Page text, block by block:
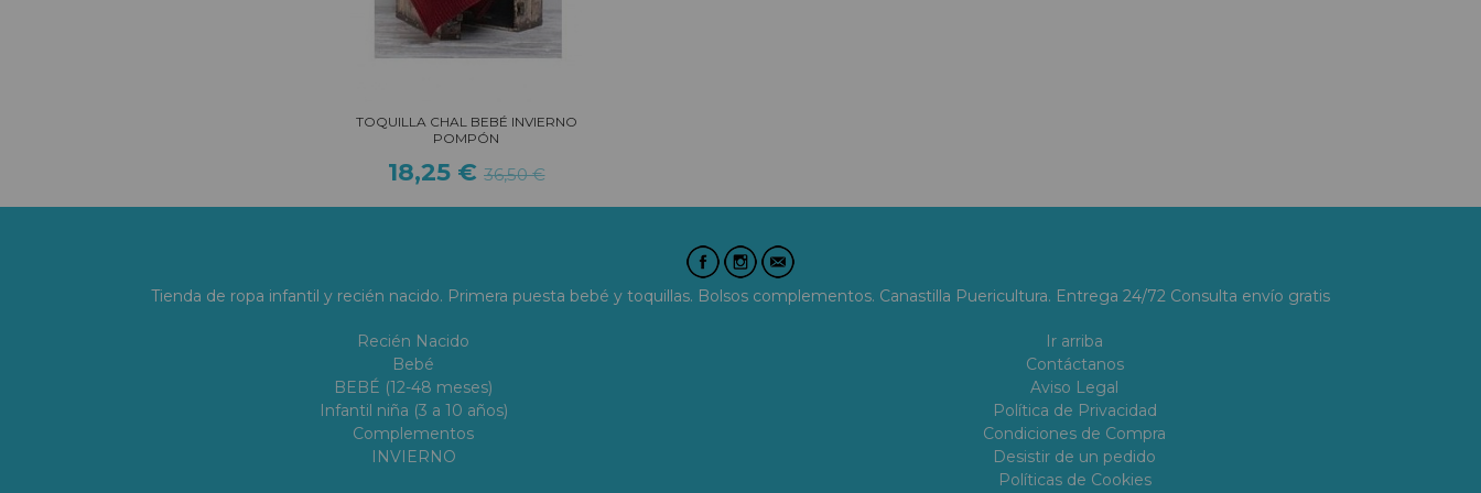
TOQUILLA CHAL BEBÉ INVIERNO
POMPÓN
18,25 € 36,50 €
Tienda de ropa infantil y recién nacido. Primera puesta bebé y toquillas. Bolsos complementos. Canastilla Puericultura. Entrega 24/72 Consulta envío gratis
Recién Nacido
Bebé
BEBÉ (12-48 meses)
Infantil niña (3 a 10 años)
Complementos
INVIERNO
Ir arriba
Contáctanos
Aviso Legal
Política de Privacidad
Condiciones de Compra
Desistir de un pedido
Políticas de Cookies